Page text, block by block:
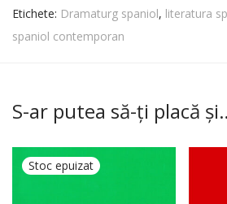
Etichete: Dramaturg spaniol, literatura
spaniol contemporan
S-ar putea să-ți placă